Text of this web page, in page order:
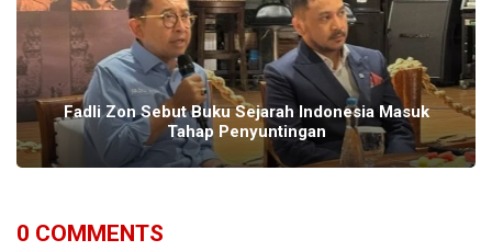
Fadli Zon Sebut Buku Sejarah Indonesia Masuk
Tahap Penyuntingan
0 COMMENTS